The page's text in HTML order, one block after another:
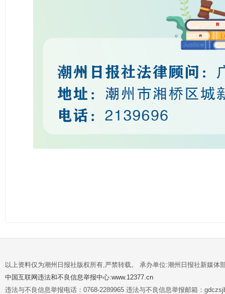
以上资料仅为潮州日报社版权所有,严禁转载。 承办单位:潮州日报社新媒体
中国互联网违法和不良信息举报中心:www.12377.cn
违法与不良信息举报电话：0768-2289965 违法与不良信息举报邮箱：